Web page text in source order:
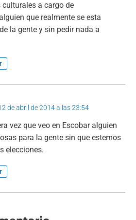
culturales a cargo de
que realmente se esta
la gente y sin pedir nada a
de abril de 2014 a las 23:54
vez que veo en Escobar alguien
para la gente sin que estemos
elecciones.